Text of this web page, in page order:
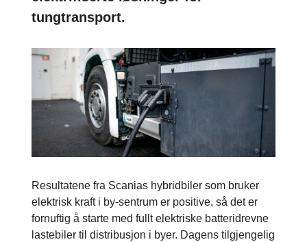
tungtransport.
Resultatene fra Scanias hybridbiler som bruker
elektrisk kraft i by-sentrum er positive, så det er
fornuftig å starte med fullt elektriske batteridrevne
lastebiler til distribusjon i byer. Dagens tilgjengelig